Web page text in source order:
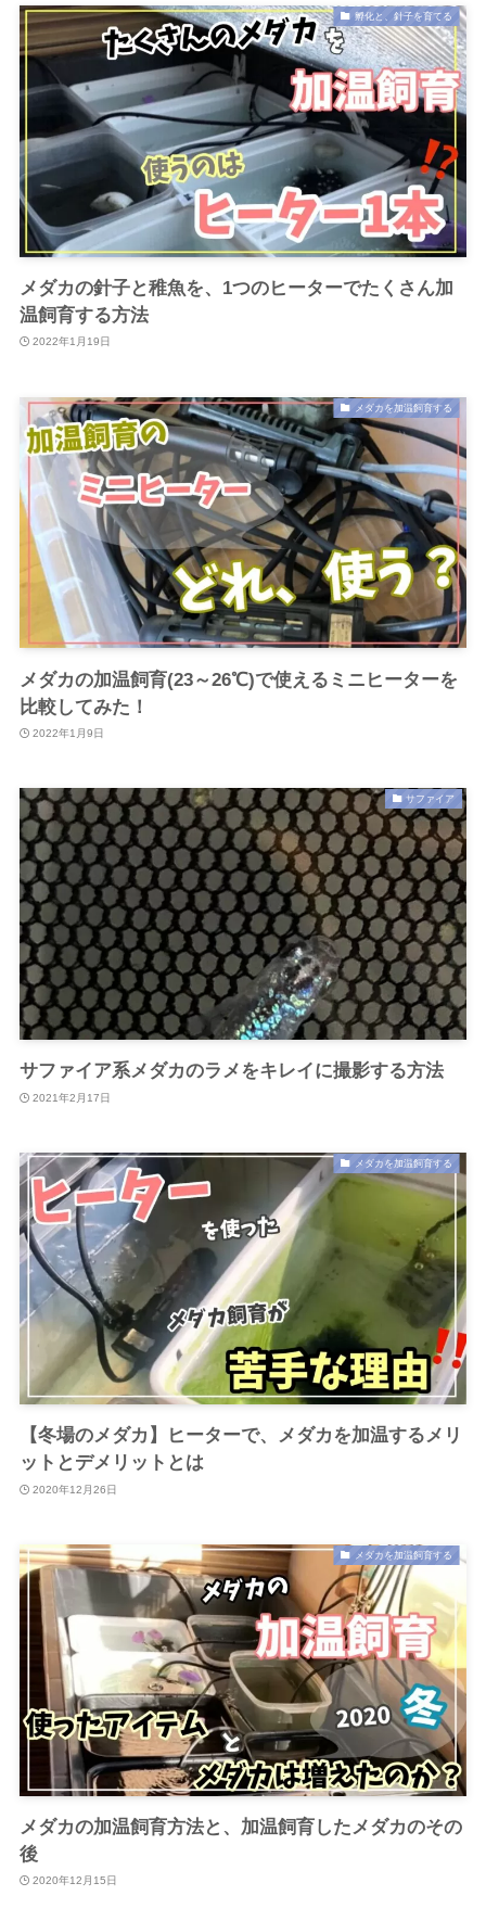
孵化と、針子を育てる
メダカの針子と稚魚を、1つのヒーターでたくさん加
温飼育する方法
2022年1月19日
メダカを加温飼育する
メダカの加温飼育(23～26℃)で使えるミニヒーターを
比較してみた！
2022年1月9日
サファイア
サファイア系メダカのラメをキレイに撮影する方法
2021年2月17日
メダカを加温飼育する
【冬場のメダカ】ヒーターで、メダカを加温するメリ
ットとデメリットとは
2020年12月26日
メダカを加温飼育する
メダカの加温飼育方法と、加温飼育したメダカのその
後
2020年12月15日